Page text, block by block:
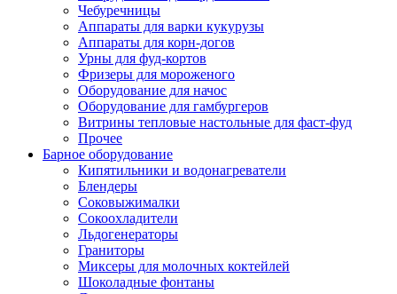
Чебуречницы
Аппараты для варки кукурузы
Аппараты для корн-догов
Урны для фуд-кортов
Фризеры для мороженого
Оборудование для начос
Оборудование для гамбургеров
Витрины тепловые настольные для фаст-фуд
Прочее
Барное оборудование
Кипятильники и водонагреватели
Блендеры
Соковыжималки
Сокоохладители
Льдогенераторы
Граниторы
Миксеры для молочных коктейлей
Шоколадные фонтаны